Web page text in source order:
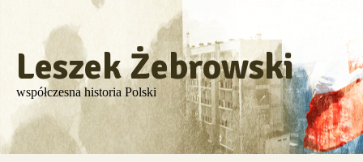
Leszek Żebrowski
współczesna historia Polski